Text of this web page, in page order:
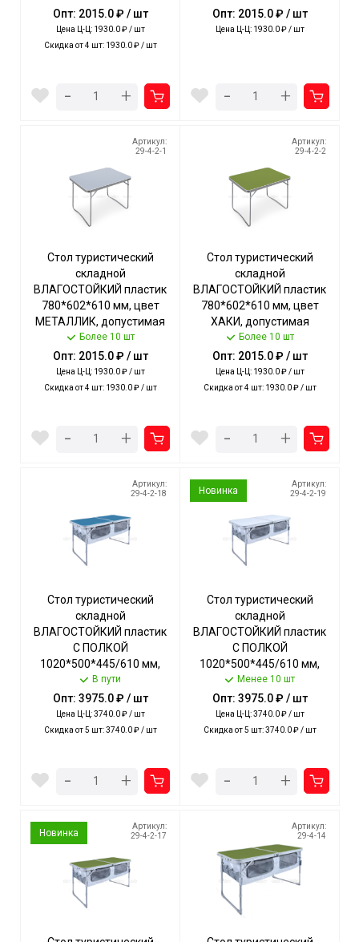
ССТ-4/3 NIKA [2]
Опт: 2015.0 ₽ / шт
Цена Ц-Ц: 1930.0 ₽ / шт
Скидка от 4 шт: 1930.0 ₽ / шт
- +
ССТ-4 NIKA [2]
Опт: 2015.0 ₽ / шт
Цена Ц-Ц: 1930.0 ₽ / шт
- +
Артикул:
29-4-2-1
Стол туристический
складной
ВЛАГОСТОЙКИЙ пластик
780*602*610 мм, цвет
МЕТАЛЛИК, допустимая
нагрузка стола 20 кг арт.
ССТ-4/1 NIKA [2]
Более 10 шт
Опт: 2015.0 ₽ / шт
Цена Ц-Ц: 1930.0 ₽ / шт
Скидка от 4 шт: 1930.0 ₽ / шт
- +
Артикул:
29-4-2-2
Стол туристический
складной
ВЛАГОСТОЙКИЙ пластик
780*602*610 мм, цвет
ХАКИ, допустимая
нагрузка стола 20 кг арт.
ССТ-4/2 NIKA [2]
Более 10 шт
Опт: 2015.0 ₽ / шт
Цена Ц-Ц: 1930.0 ₽ / шт
Скидка от 4 шт: 1930.0 ₽ / шт
- +
Артикул:
29-4-2-18
Стол туристический
складной
ВЛАГОСТОЙКИЙ пластик
С ПОЛКОЙ
1020*500*445/610 мм,
ГОЛУБОЙ, 2 полож.
высоты, допуст. нагрузка
20 кг арт. ССТ-3П/4 NIKA
[1]
В пути
Опт: 3975.0 ₽ / шт
Цена Ц-Ц: 3740.0 ₽ / шт
Скидка от 5 шт: 3740.0 ₽ / шт
- +
Новинка
Артикул:
29-4-2-19
Стол туристический
складной
ВЛАГОСТОЙКИЙ пластик
С ПОЛКОЙ
1020*500*445/610 мм,
МЕТАЛЛИК, 2 полож.
высоты, допуст. нагрузка
20кг арт. ССТ-3П/1 NIKA
[1]
Менее 10 шт
Опт: 3975.0 ₽ / шт
Цена Ц-Ц: 3740.0 ₽ / шт
Скидка от 5 шт: 3740.0 ₽ / шт
- +
Новинка
Артикул:
29-4-2-17
Артикул:
29-4-14